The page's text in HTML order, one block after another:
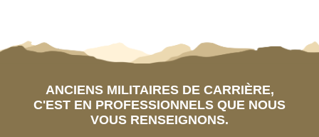
ANCIENS MILITAIRES DE CARRIÈRE,
C'EST EN PROFESSIONNELS QUE NOUS
VOUS RENSEIGNONS.